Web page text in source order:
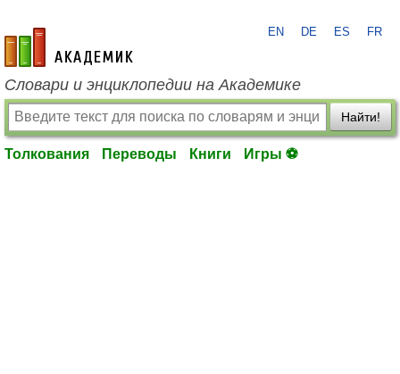
academic.ru
EN DE ES FR
Словари и энциклопедии на Академике
Найти!
Толкования Переводы Книги Игры ⚽